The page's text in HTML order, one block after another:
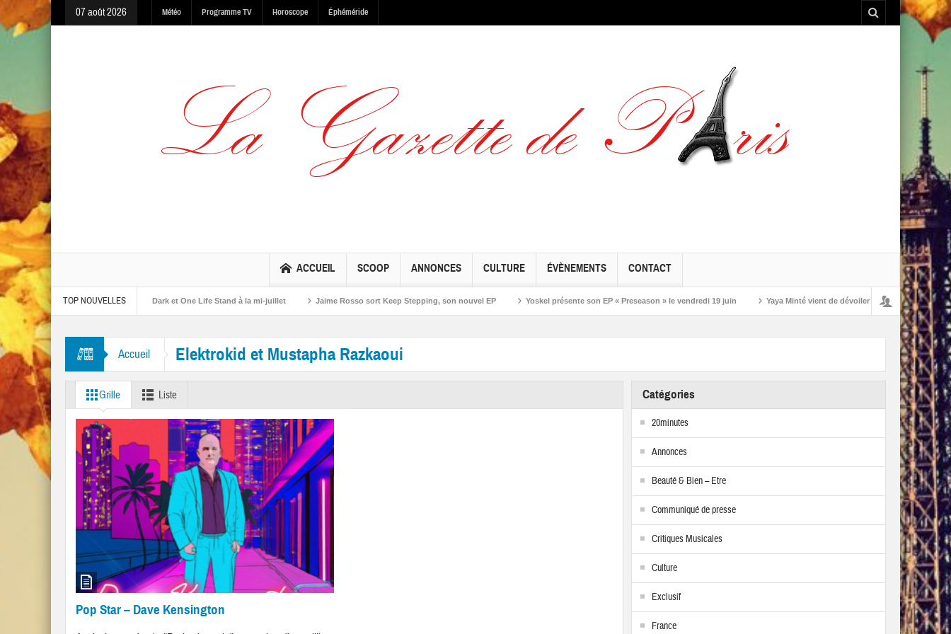
07 août 2026 Météo Programme TV Horoscope Éphéméride
ACCUEIL SCOOP ANNONCES CULTURE ÉVÈNEMENTS CONTACT
TOP NOUVELLES
The Warning, Made In The Dark et One Life Stand à la mi-juillet Jaime Rosso sort Keep Stepping, son nouvel EP Yoskel présente son EP « Preseason » le vendredi 19 juin Yaya Minté vient de dévoiler ‘So’, son premier album
“Mr. Tambourine Man” et “Like A Rolling Stone”
Accueil Elektrokid et Mustapha Razkaoui
Grille Liste
Pop Star – Dave Kensington
Catégories
20minutes
Annonces
Beauté & Bien – Etre
Communiqué de presse
Critiques Musicales
Culture
Exclusif
France